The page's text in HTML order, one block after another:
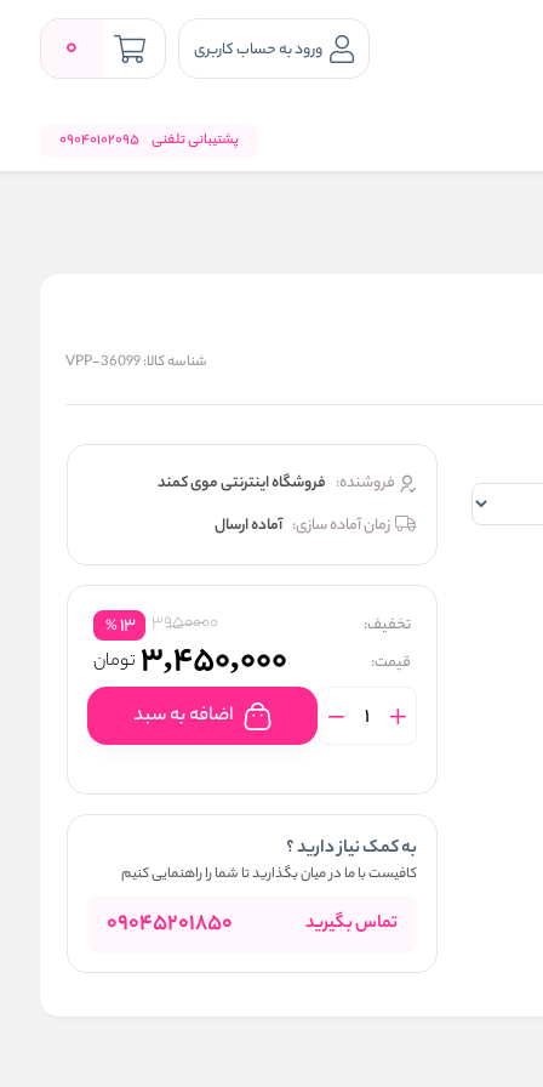
ورود به حساب کاربری 0
پشتیبانی تلفنی 09040102095
شناسه کالا:VPP-36099
فروشنده: فروشگاه اینترنتی موی کمند
زمان آماده سازی: آماده ارسال
تخفیف: 3950000
13
%
قیمت: 3,450,000 تومان
اضافه به سبد
به کمک نیاز دارید ؟
کافیست با ما در میان بگذارید تا شما را راهنمایی کنیم
تماس بگیرید 09045201850